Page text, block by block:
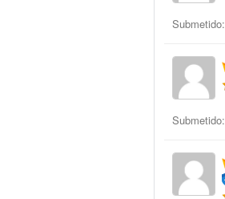
Submetido:
Submetido: